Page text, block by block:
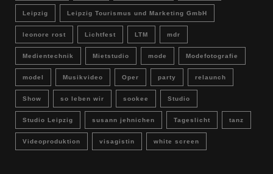
Leipzig Leipzig Tourismus und Marketing GmbH
leonore rost Lichtfest LTM mdr
Medientechnik Mietstudio mode Modefotografie
model Musikvideo Oper party relaunch
Show so leben wir sookee Studio
Studio Leipzig susann jehnichen Tageslicht tanz
Videoproduktion visagistin white screen